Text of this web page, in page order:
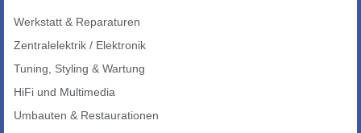
Werkstatt & Reparaturen
Zentralelektrik / Elektronik
Tuning, Styling & Wartung
HiFi und Multimedia
Umbauten & Restaurationen